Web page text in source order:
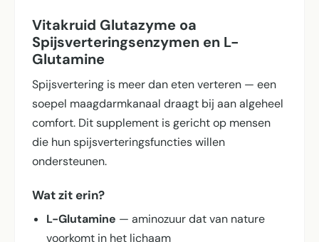
Vitakruid Glutazyme oa
Spijsverteringsenzymen en L-
Glutamine
Spijsvertering is meer dan eten verteren — een
soepel maagdarmkanaal draagt bij aan algeheel
comfort. Dit supplement is gericht op mensen
die hun spijsverterings­functies willen
ondersteunen.
Wat zit erin?
L-Glutamine — aminozuur dat van nature
voorkomt in het lichaam